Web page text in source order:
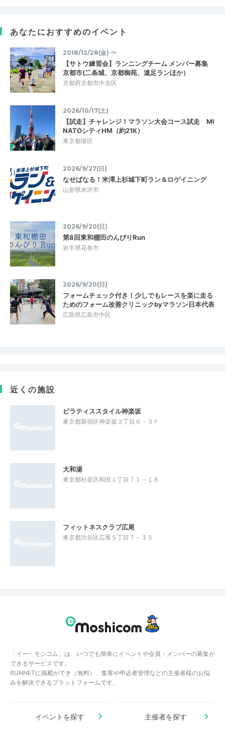
あなたにおすすめのイベント
2018/12/28(金) 〜
【サトウ練習会】ランニングチーム メンバー募集
京都市(二条城、京都御苑、遠足ランほか）
京都府京都市中京区
2026/10/17(土)
【試走】チャレンジ！マラソン大会コース試走 MI
NATOシティHM（約21K）
東京都港区
2026/9/27(日)
なせばなる！米澤上杉城下町ラン＆ロゲイニング
山形県米沢市
2026/9/20(日)
第8回東和棚田のんびりRun
岩手県花巻市
2026/9/20(日)
フォームチェック付き！少しでもレースを楽に走る
ためのフォーム改善クリニックbyマラソン日本代表
広島県広島市中区
近くの施設
ピラティススタイル神楽坂
東京都新宿区神楽坂３丁目６－３Ｆ
大和湯
東京都杉並区和田１丁目７１－１８
フィットネスクラブ広尾
東京都渋谷区広尾５丁目７－３５
「イー・モシコム」は、いつでも簡単にイベントや会員・メンバーの募集が
できるサービスです。
RUNNETに掲載ができ（無料）、集客や申込者管理などの主催者様のお悩
みを解決できるプラットフォームです。
イベントを探す 主催者を探す